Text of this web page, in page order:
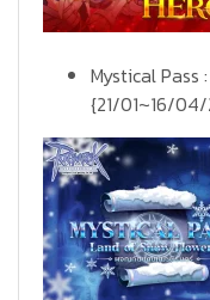
Mystical Pass
{21/01~16/